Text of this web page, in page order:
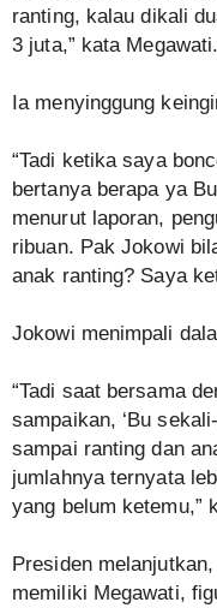
ranting, kalau dikali
3 juta,” kata Megawati.
Ia menyinggung
“Tadi ketika saya
bertanya berapa ya
menurut laporan,
ribuan. Pak Jokowi
anak ranting? Saya
Jokowi menimpali
“Tadi saat bersama
sampaikan, ‘Bu
sampai ranting dan
jumlahnya ternyata
yang belum ketemu,”
Presiden
memiliki Megawati,